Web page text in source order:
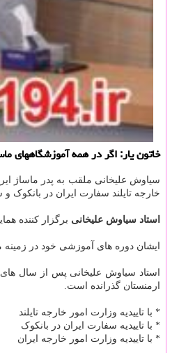
خاتون یار: اگر در همه آموزشگاههای
سیاوش علیخانی ملقب به پدر ماساژ
خارجه تایلند سفارت ایران در بانکوک
استاد سیاوش علیخانی برگزار کننده
ایشان دوره های آموزشی خود در
استاد سیاوش علیخانی پس از سال
ارمنستان گذرانده است.
* با تاییدیه وزارت امور خارجه تایلند
* با تاییدیه سفارت ایران در بانکوک
* با تاییدیه وزارت امور خارجه ایران